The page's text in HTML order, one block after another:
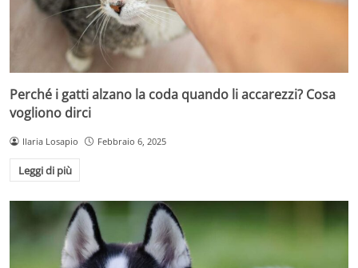
Perché i gatti alzano la coda quando li accarezzi? Cosa
vogliono dirci
Ilaria Losapio Febbraio 6, 2025
Leggi di più